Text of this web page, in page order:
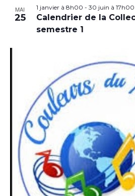
MAI
25
1 janvier à 8h00 - 30 juin à 17h00
Calendrier de la
semestre 1